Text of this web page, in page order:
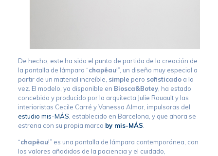
De hecho, este ha sido el punto de partida de la creación de
la pantalla de lámpara “chapêau!”, un diseño muy especial a
partir de un material increíble, simple pero sofisticadoa la
vez. El modelo, ya disponible en Biosca&Botey, ha estado
concebido y producido por la arquitecta Julie Rouault y las
interioristas Cecile Carré y Vanessa Almar, impulsoras del
estudio mis-MÁS, establecido en Barcelona, y que ahora se
estrena con su propia marca by mis-MÁS.
“chapêau!” es una pantalla de lámpara contemporánea, con
los valores añadidos de la paciencia y el cuidado,